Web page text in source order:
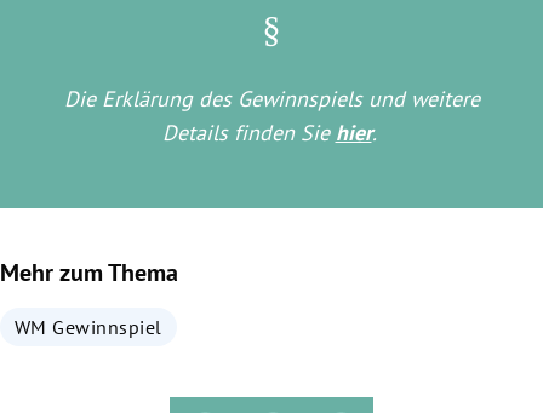
§
Die Erklärung des Gewinnspiels und weitere
Details finden Sie hier.
Mehr zum Thema
WM Gewinnspiel